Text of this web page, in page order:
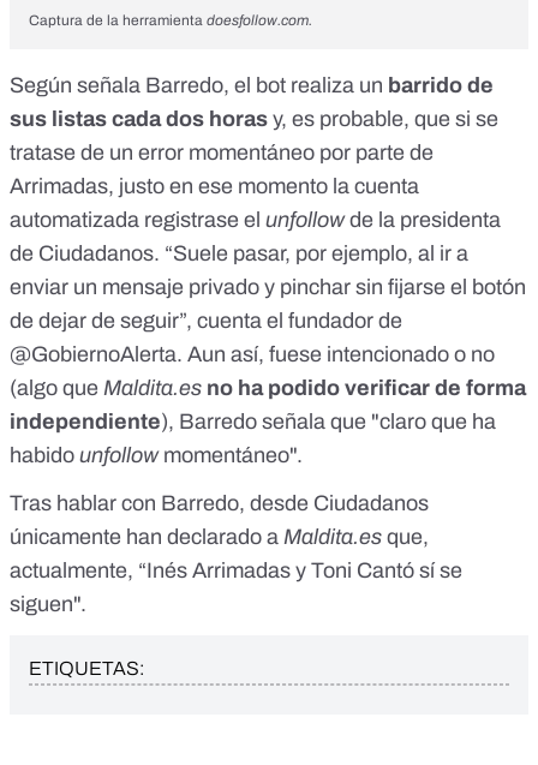
Captura de la herramienta doesfollow.com.
Según señala Barredo, el bot realiza un barrido de
sus listas cada dos horas y, es probable, que si se
tratase de un error momentáneo por parte de
Arrimadas, justo en ese momento la cuenta
automatizada registrase el unfollowde la presidenta
de Ciudadanos. “Suele pasar, por ejemplo, al ir a
enviar un mensaje privado y pinchar sin fijarse el botón
de dejar de seguir”, cuenta el fundador de
@GobiernoAlerta. Aun así, fuese intencionado o no
(algo que Maldita.es no ha podido verificar de forma
independiente), Barredo señala que "claro que ha
habido unfollow momentáneo".
Tras hablar con Barredo, desde Ciudadanos
únicamente han declarado a Maldita.es que,
actualmente, “Inés Arrimadas y Toni Cantó sí se
siguen".
ETIQUETAS: